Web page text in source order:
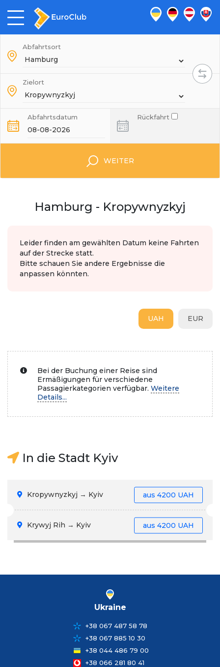
Abfahrtsort
Zielort
Abfahrtsdatum Rückfahrt
WEITER
Hamburg - Kropywnyzkyj
Leider finden am gewählten Datum keine Fahrten
auf der Strecke statt.
Bitte schauen Sie andere Ergebnisse die
anpassen könnten.
EUR
UAH
Bei der Buchung einer Reise sind
Ermäßigungen für verschiedene
Passagierkategorien verfügbar. Weitere
Details...
In die Stadt Kyiv
Kropywnyzkyj → Kyiv aus 4200 UAH
Krywyj Rih → Kyiv aus 4200 UAH
Ukraine
+38 067 487 58 78
+38 067 885 10 30
+38 044 486 79 00
+38 066 281 80 41